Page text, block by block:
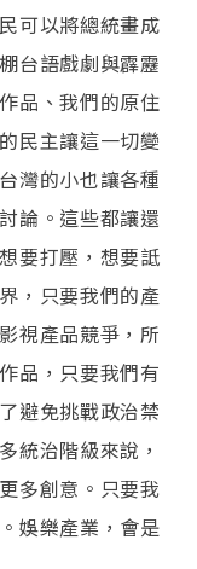
可以將總統畫成
台語戲劇與霹靂
品、我們的原住
民主讓這一切變
灣的小也讓各種
論。這些都讓還
要打壓，想要詆
，只要我們的產
視產品競爭，所
品，只要我們有
避免挑戰政治禁
統治階級來說，
多創意。只要我
娛樂產業，會是